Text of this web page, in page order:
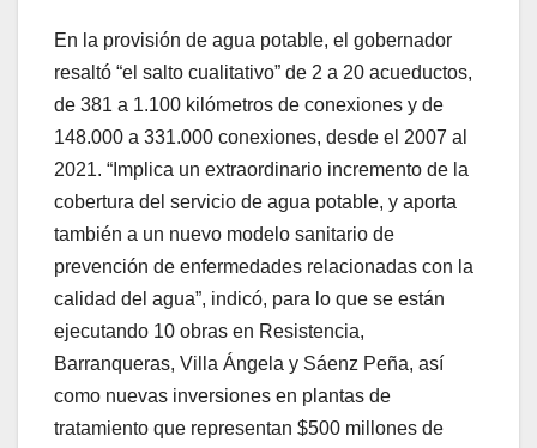
En la provisión de agua potable, el gobernador
resaltó “el salto cualitativo” de 2 a 20 acueductos,
de 381 a 1.100 kilómetros de conexiones y de
148.000 a 331.000 conexiones, desde el 2007 al
2021. “Implica un extraordinario incremento de la
cobertura del servicio de agua potable, y aporta
también a un nuevo modelo sanitario de
prevención de enfermedades relacionadas con la
calidad del agua”, indicó, para lo que se están
ejecutando 10 obras en Resistencia,
Barranqueras, Villa Ángela y Sáenz Peña, así
como nuevas inversiones en plantas de
tratamiento que representan $500 millones de